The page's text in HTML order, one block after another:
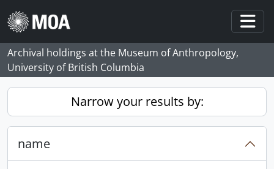
Skip to main content
Archival holdings at the Museum of Anthropology,
University of British Columbia
Narrow your results by:
name